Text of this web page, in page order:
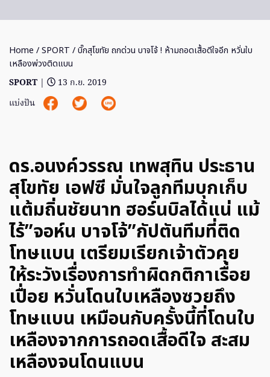
Home /SPORT / บิ๊กสุโขทัย ถกด่วน บาจโจ้ ! ห้ามถอดเสื้อดีใจอีก หวั่นใบ
เหลืองพ่วงติดแบน
SPORT |
13 ก.ย. 2019
แบ่งปัน
ดร.อนงค์วรรณ เทพสุทิน ประธาน
สุโขทัย เอฟซี มั่นใจลูกทีมบุกเก็บ
แต้มถิ่นชัยนาท ฮอร์นบิลได้แน่ แม้
ไร้”จอห์น บาจโจ้”กัปตันทีมที่ติด
โทษแบน เตรียมเรียกเจ้าตัวคุย
ให้ระวังเรื่องการทำผิดกติกาเรื่อย
เปื่อย หวั่นโดนใบเหลืองซวยถึง
โทษแบน เหมือนกับครั้งนี้ที่โดนใบ
เหลืองจากการถอดเสื้อดีใจ สะสม
เหลืองจนโดนแบน